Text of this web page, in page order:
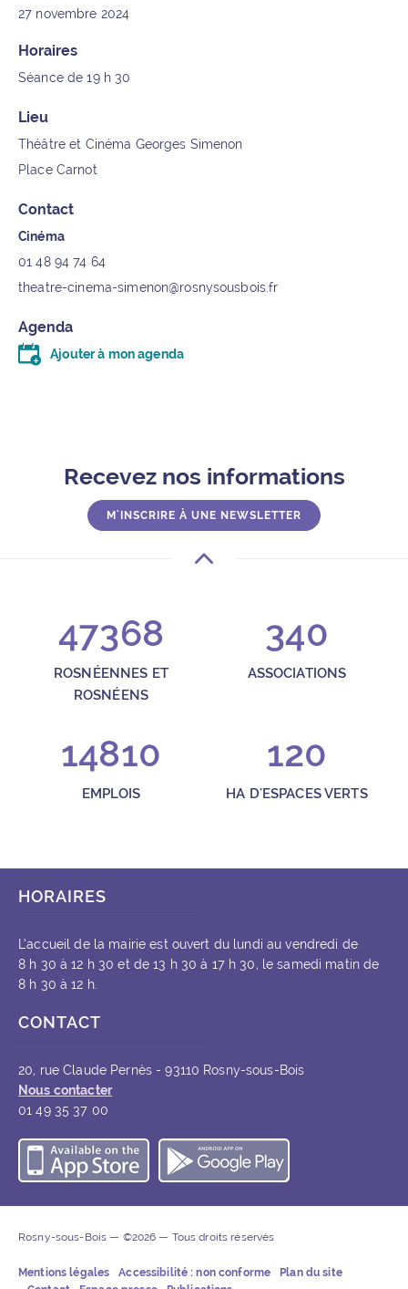
27 novembre 2024
Horaires
Séance de 19 h 30
Lieu
Théâtre et Cinéma Georges Simenon
Place Carnot
Contact
Cinéma
01 48 94 74 64
theatre-cinema-simenon@rosnysousbois.fr
Agenda
Ajouter à mon agenda
Télécharger le fichier .ics (moins d’un kilo-octet)
Recevez nos informations
M'INSCRIRE À UNE NEWSLETTER
47368
ROSNÉENNES ET
ROSNÉENS
340
ASSOCIATIONS
14810
EMPLOIS
120
HA D'ESPACES VERTS
HORAIRES
L’accueil de la mairie est ouvert du lundi au vendredi de
8 h 30 à 12 h 30 et de 13 h 30 à 17 h 30, le samedi matin de
8 h 30 à 12 h.
CONTACT
20, rue Claude Pernès - 93110 Rosny-sous-Bois
Nous contacter
01 49 35 37 00
Télécharger l’application iOS
Rosny-sous-Bois — ©2026 — Tous droits réservés
Mentions légales Accessibilité : non conforme
Plan du site